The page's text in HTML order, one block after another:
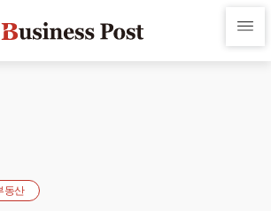
동산